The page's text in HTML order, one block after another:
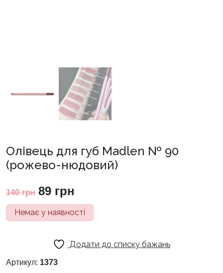
Олівець для губ Madlen № 90
(рожево-нюдовий)
140грн Оригінальна
ціна:
89 грн
ціна:
Немає у наявності
Додати до списку бажань
Артикул: 1373